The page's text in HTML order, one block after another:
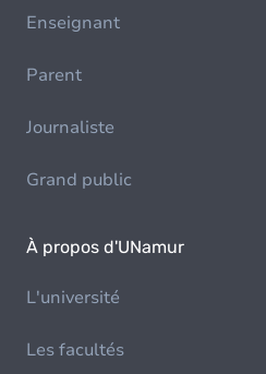
Enseignant
Parent
Journaliste
Grand public
À propos d'UNamur
L'université
Les facultés